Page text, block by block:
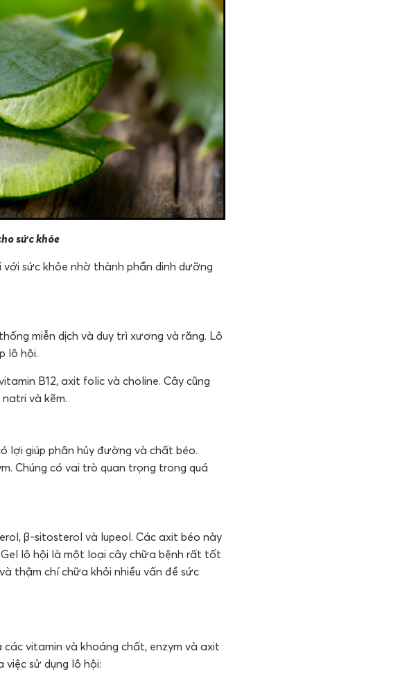
sức khỏe
sức khỏe nhờ thành phần dinh dưỡng
miễn dịch và duy trì xương và răng. Lô
lô hội.
B12, axit folic và choline. Cây cũng
và kẽm.
lợi giúp phân hủy đường và chất béo.
Chúng có vai trò quan trọng trong quá
β-sitosterol và lupeol. Các axit béo này
lô hội là một loại cây chữa bệnh rất tốt
thậm chí chữa khỏi nhiều vấn đề sức
vitamin và khoáng chất, enzym và axit
sử dụng lô hội: